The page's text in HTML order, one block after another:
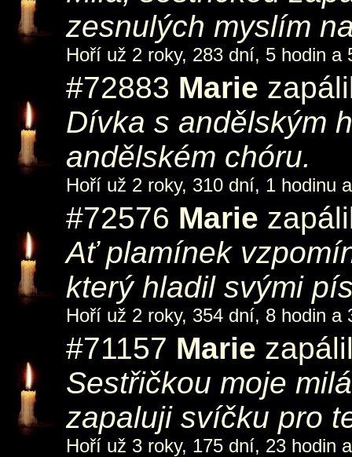
zesnulých myslím
Hoří už 2 roky, 283 dní, 5 hodin a
#72883 Marie
Dívka s andělským
andělském chóru.
Hoří už 2 roky, 310 dní, 1 hodinu
#72576 Marie
Ať plamínek
který hladil svými
Hoří už 2 roky, 354 dní, 8 hodin a
#71157 Marie
Sestřičkou moje
zapaluji svíčku pro
Hoří už 3 roky, 175 dní, 23 hodin